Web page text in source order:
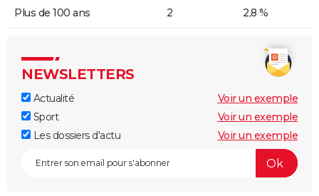
Plus de 100 ans 2 2,8 %
NEWSLETTERS
Actualité
Voir un exemple
Sport
Voir un exemple
Les dossiers d'actu
Voir un exemple